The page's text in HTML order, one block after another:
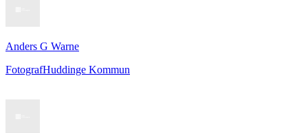
Anders G Warne
FotografHuddinge Kommun